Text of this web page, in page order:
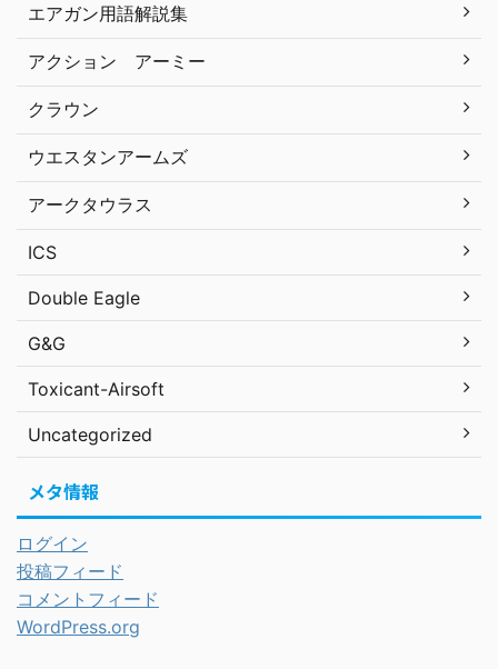
エアガン用語解説集
アクション アーミー
クラウン
ウエスタンアームズ
アークタウラス
ICS
Double Eagle
G&G
Toxicant-Airsoft
Uncategorized
メタ情報
ログイン
投稿フィード
コメントフィード
WordPress.org